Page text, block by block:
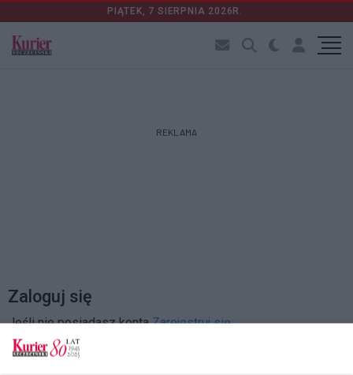
PIĄTEK, 7 SIERPNIA 2026R.
REKLAMA
Zaloguj się
Jeśli nie posiadasz kontaZarejestruj się